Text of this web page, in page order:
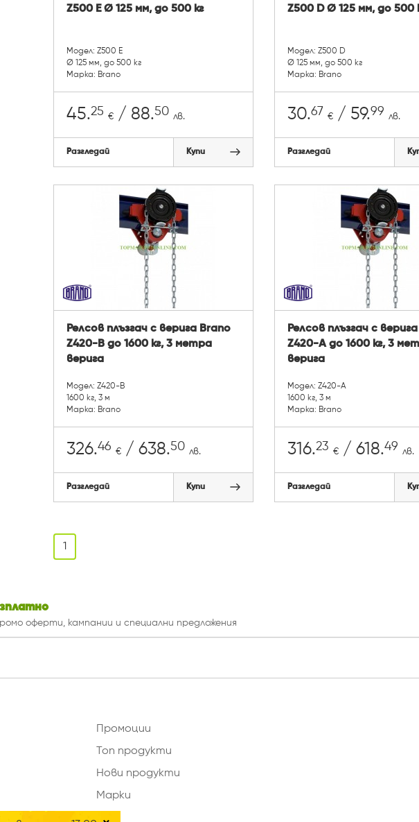
Z500 E Ø 125 мм, до 500 кг
Модел: Z500 E
Ø 125 мм, до 500 кг
Марка: Brano
45.25 €/ 88.50 лв.
Разгледай Купи
Z500 D Ø 125 мм, до 500
Модел: Z500 D
Ø 125 мм, до 500 кг
Марка: Brano
30.67 €/ 59.99 лв.
Разгледай
Релсов плъзгач с верига Brano
Z420-B до 1600 кг, 3 метра
верига
Модел: Z420-B
1600 кг, 3 м
Марка: Brano
326.46 €/ 638.50 лв.
Разгледай Купи
Релсов плъзгач с
Z420-A до 1600 кг, 3
верига
Модел: Z420-A
1600 кг, 3 м
Марка: Brano
316.23 €/ 618.49 лв.
Разгледай
1
оферти, кампании и специални предложения
Промоции
Топ продукти
Нови продукти
Марки